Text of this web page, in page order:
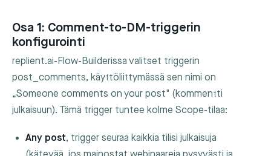
Osa 1: Comment-to-DM-triggerin
konfigurointi
replient.ai-Flow-Builderissa valitset triggerin
post_comments, käyttöliittymässä sen nimi on
„Someone comments on your post" (kommentti
julkaisuun). Tämä trigger tuntee kolme Scope-tilaa:
Any post, trigger seuraa kaikkia tilisi julkaisuja